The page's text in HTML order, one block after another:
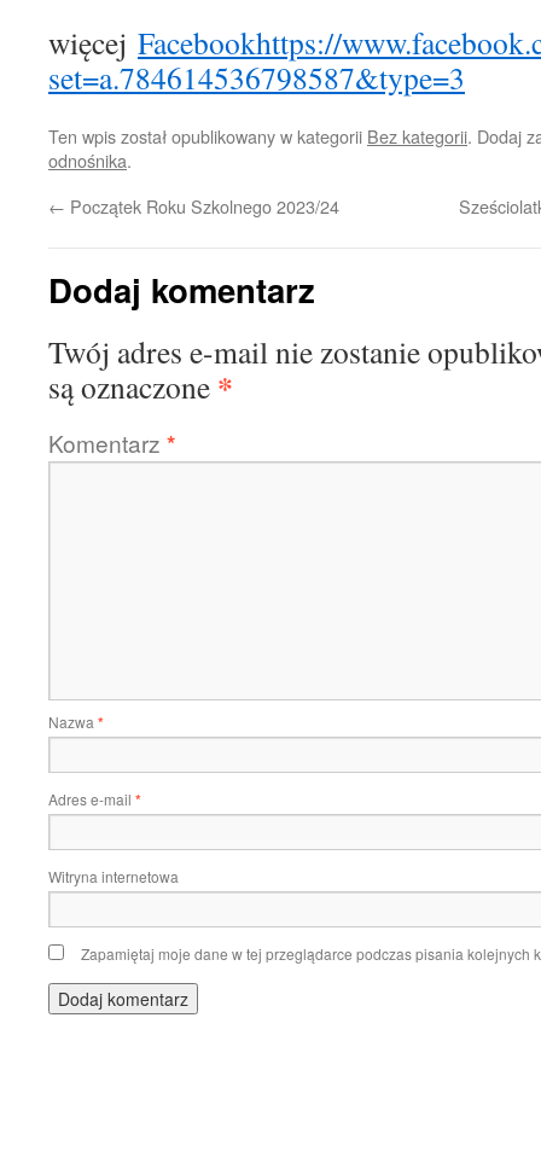
więcej Facebookhttps://
set=a.784614536798587&type=3
Ten wpis został opublikowany w kategorii Bez kategorii. Dodaj
odnośnika.
← Początek Roku Szkolnego 2023/24
Dodaj komentarz
Twój adres e-mail nie zostanie
są oznaczone *
Komentarz *
Nazwa *
Adres e-mail *
Witryna internetowa
Zapamiętaj moje dane w tej przeglądarce podczas pisania kolejnych